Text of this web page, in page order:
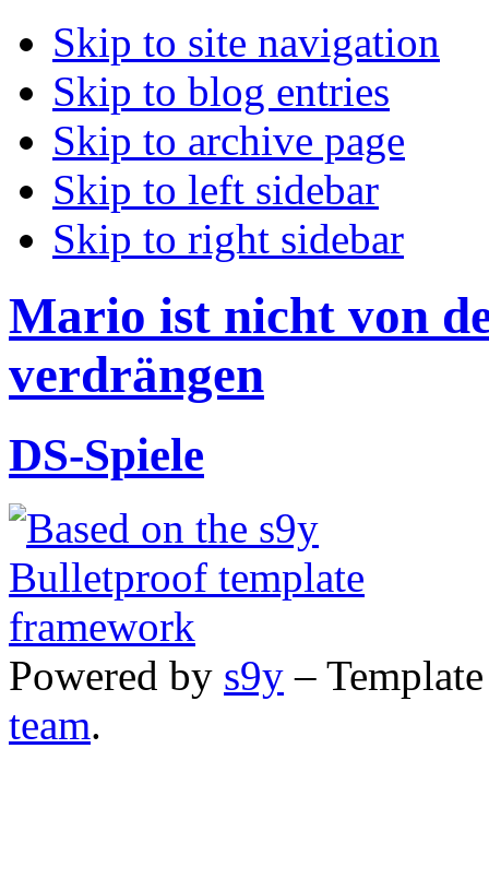
Skip to site navigation
Skip to blog entries
Skip to archive page
Skip to left sidebar
Skip to right sidebar
Mario ist nicht von
verdrängen
DS-Spiele
Powered by s9y –
team.